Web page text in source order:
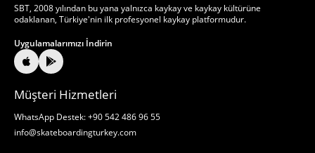
SBT, 2008 yılından bu yana yalnızca kaykay ve kaykay kültürüne
odaklanan, Türkiye'nin ilk profesyonel kaykay platformudur.
Uygulamalarımızı İndirin
Müşteri Hizmetleri
WhatsApp Destek: +90 542 486 96 55
info@skateboardingturkey.com